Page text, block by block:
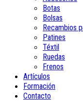
Botas
Bolsas
Recambios
Patines
Téxtil
Ruedas
Frenos
Artículos
Formación
Contacto